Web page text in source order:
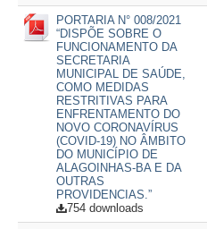
PORTARIA N° 008/2021
“DISPÕE SOBRE O
FUNCIONAMENTO DA
SECRETARIA
MUNICIPAL DE SAÚDE,
COMO MEDIDAS
RESTRITIVAS PARA
ENFRENTAMENTO DO
NOVO CORONAVÍRUS
(COVID-19) NO ÂMBITO
DO MUNICÍPIO DE
ALAGOINHAS-BA E DA
OUTRAS
PROVIDENCIAS.”
754 downloads